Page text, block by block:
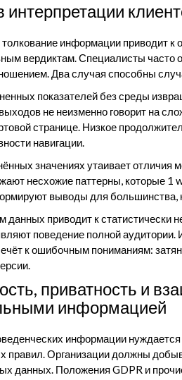
информации приводит
вердиктам. Специалисты часто
Два случая способны
показателей без среды
не неизменно говорит на
странице. Низкое
навигации.
значениях утаивает отличия
несхожие паттерны, которые 1
выводы для большинства,
данных приводит к статистически
поведение полной аудитории.
к ошибочным пониманиям:
приватность и
информацией
информации
правил. Организации должны
данных. Положения GDPR и